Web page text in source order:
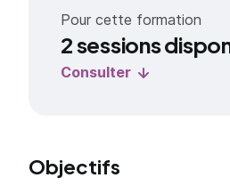
Pour cette formation
2 sessions
Consulter
Objectifs